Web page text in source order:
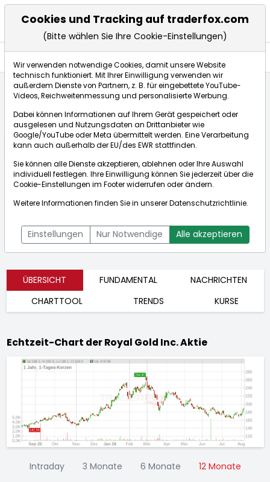
Börse:
US7802871084]
Aktienkurse
Bid:186,150€Ask:190,900€
ÜBERSICHT FUNDAMENTAL
NACHRICHTEN
CHARTTOOL
TRENDS KURSE
Echtzeit-Chart der Royal Gold Inc. Aktie
Intraday 3 Monate 6 Monate
12 Monate
Cookies und Tracking auf traderfox.com
(Bitte wählen Sie Ihre Cookie-Einstellungen)
Wir verwenden notwendige Cookies, damit unsere Website
technisch funktioniert. Mit Ihrer Einwilligung verwenden wir
außerdem Dienste von Partnern, z. B. für eingebettete YouTube-
Videos, Reichweitenmessung und personalisierte Werbung.
Dabei können Informationen auf Ihrem Gerät gespeichert oder
ausgelesen und Nutzungsdaten an Drittanbieter wie
Google/YouTube oder Meta übermittelt werden. Eine Verarbeitung
kann auch außerhalb der EU/des EWR stattfinden.
Sie können alle Dienste akzeptieren, ablehnen oder Ihre Auswahl
individuell festlegen. Ihre Einwilligung können Sie jederzeit über die
Cookie-Einstellungen im Footer widerrufen oder ändern.
Weitere Informationen finden Sie in unsererDatenschutzrichtlinie.
Einstellungen Nur Notwendige Alle akzeptieren